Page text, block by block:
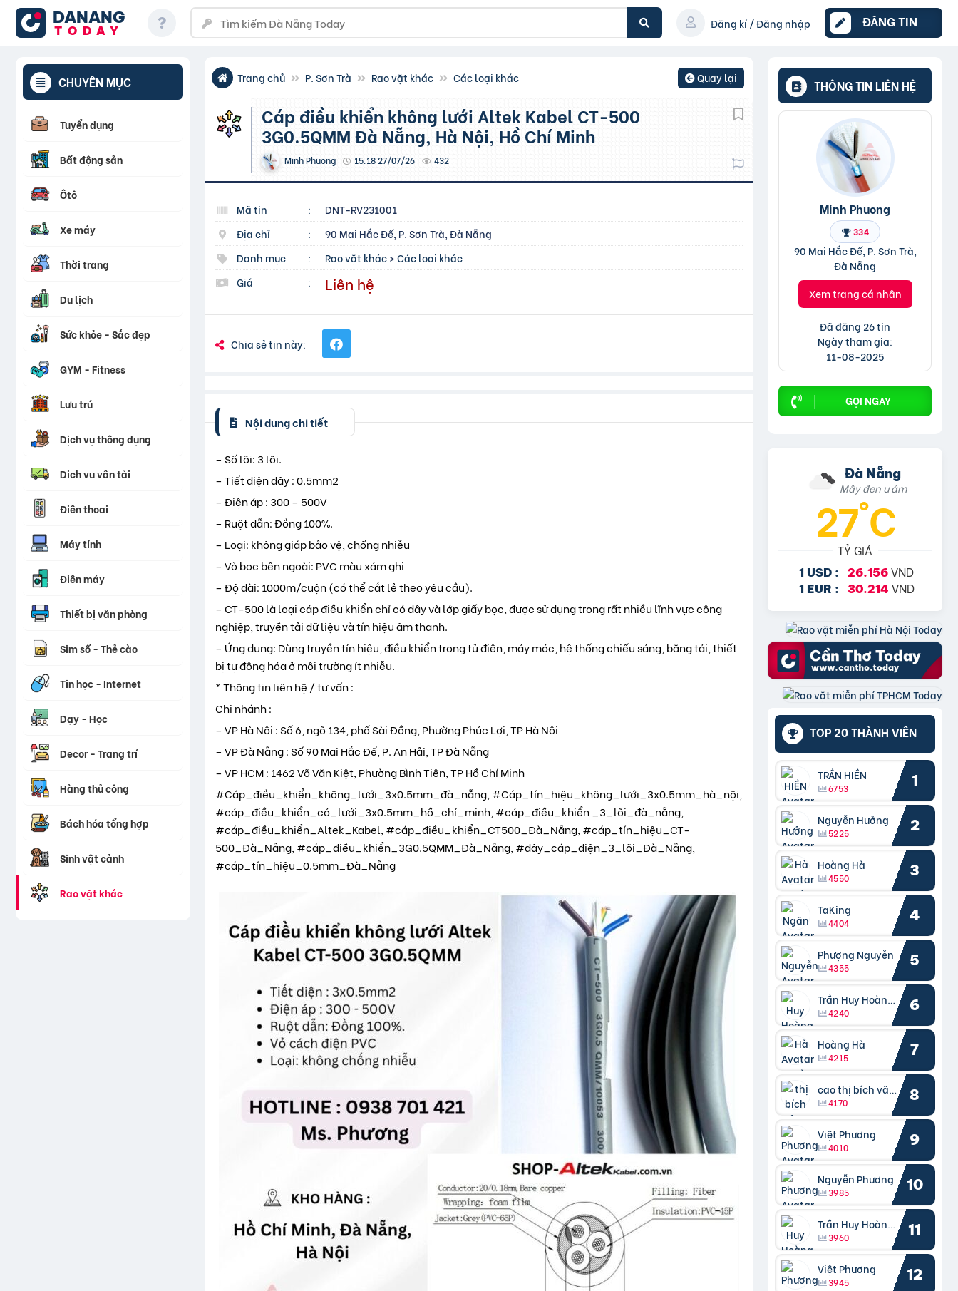
DANANG
TODAY
Đăng kí / Đăng nhập ĐĂNG TIN
CHUYÊN MỤC
Tuyển dụng
Bất động sản
Ôtô
Xe máy
Thời trang
Du lịch
Sức khỏe - Sắc đẹp
GYM - Fitness
Lưu trú
Dịch vụ thông dụng
Dịch vụ vận tải
Điện thoại
Máy tính
Điện máy
Thiết bị văn phòng
Sim số - Thẻ cào
Tin học - Internet
Dạy - Học
Decor - Trang trí
Hàng thủ công
Bách hóa tổng hợp
Sinh vật cảnh
Rao vặt khác
Trang chủ P. Sơn Trà Rao vặt khác Các loại khác Quay lại
Cáp điều khiển không lưới Altek Kabel CT-500
3G0.5QMM Đà Nẵng, Hà Nội, Hồ Chí Minh
Minh Phuong 15:18 27/07/26 432
Mã tin :
DNT-RV231001
Địa chỉ
:
90 Mai Hắc Đế, P. Sơn Trà, Đà Nẵng
Danh mục
: Rao vặt khác>Các loại khác
Giá
: Liên hệ
Chia sẻ tin này:
Nội dung chi tiết
– Số lõi: 3 lõi.
– Tiết diện dây : 0.5mm2
– Điện áp : 300 – 500V
– Ruột dẫn: Đồng 100%.
– Loại: không giáp bảo vệ, chống nhiễu
– Vỏ bọc bên ngoài: PVC màu xám ghi
– Độ dài: 1000m/cuộn (có thể cắt lẻ theo yêu cầu).
– CT-500 là loại cáp điều khiển chỉ có dây và lớp giấy bọc, được sử dụng trong rất nhiều lĩnh vực công
nghiệp, truyền tải dữ liệu và tín hiệu âm thanh.
– Ứng dụng: Dùng truyền tín hiệu, điều khiển trong tủ điện, máy móc, hệ thống chiếu sáng, băng tải, thiết
bị tự động hóa ở môi trường ít nhiễu.
* Thông tin liên hệ / tư vấn :
Chi nhánh :
– VP Hà Nội : Số 6, ngõ 134, phố Sài Đồng, Phường Phúc Lợi, TP Hà Nội
– VP Đà Nẵng : Số 90 Mai Hắc Đế, P. An Hải, TP Đà Nẵng
– VP HCM : 1462 Võ Văn Kiệt, Phường Bình Tiên, TP Hồ Chí Minh
#Cáp_điều_khiển_không_lưới_3x0.5mm_đà_nẵng, #Cáp_tín_hiệu_không_lưới_3x0.5mm_hà_nội,
#cáp_điều_khiển_có_lưới_3x0.5mm_hồ_chí_minh, #cáp_điều_khiển _3_lõi_đà_nẵng,
#cáp_điều_khiển_Altek_Kabel, #cáp_điều_khiển_CT500_Đà_Nẵng, #cáp_tín_hiệu_CT-
500_Đà_Nẵng, #cáp_điều_khiển_3G0.5QMM_Đà_Nẵng, #dây_cáp_điện_3_lõi_Đà_Nẵng,
#cáp_tín_hiệu_0.5mm_Đà_Nẵng
THÔNG TIN LIÊN HỆ
Minh Phuong
334
90 Mai Hắc Đế, P. Sơn Trà,
Đà Nẵng
Xem trang cá nhân
Đã đăng 26 tin
Ngày tham gia:
11-08-2025
GỌI NGAY
Đà Nẵng
Mây đen u ám
27°C
TỶ GIÁ
1 USD : 26.156 VND
1 EUR : 30.214 VND
TOP 20 THÀNH VIÊN
TRẦN HIỀN
6753 1
Nguyễn Hưởng
5225 2
Hoàng Hà
4550 3
TaKing
4404 4
Phượng Nguyễn
4355 5
Trần Huy Hoàng Bắc
4240 6
Hoàng Hà
4215 7
cao thị bích vâng kiều
4170 8
Việt Phương
4010 9
Nguyễn Phương
3985 10
Trần Huy Hoàng Bắc
3960 11
Việt Phương
3945 12